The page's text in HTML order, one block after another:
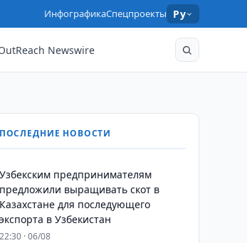
ИнфографикаСпецпроекты Ру
Newswire
ПОСЛЕДНИЕ НОВОСТИ
Узбекским предпринимателям
предложили выращивать скот в
Казахстане для последующего
экспорта в Узбекистан
22:30 · 06/08